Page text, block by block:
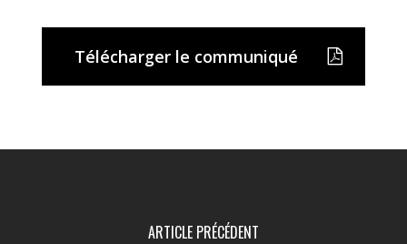
Télécharger le communiqué
ARTICLE PRÉCÉDENT